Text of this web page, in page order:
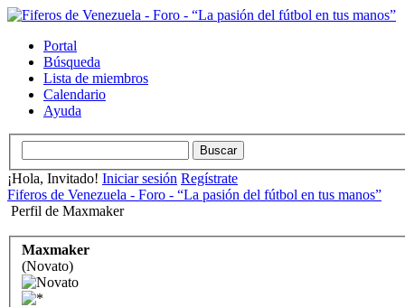
Portal
Búsqueda
Lista de miembros
Calendario
Ayuda
¡Hola, Invitado! Iniciar sesión Regístrate
Fiferos de Venezuela - Foro - “La pasión del fútbol en tus manos”
Perfil de Maxmaker
Maxmaker
(Novato)